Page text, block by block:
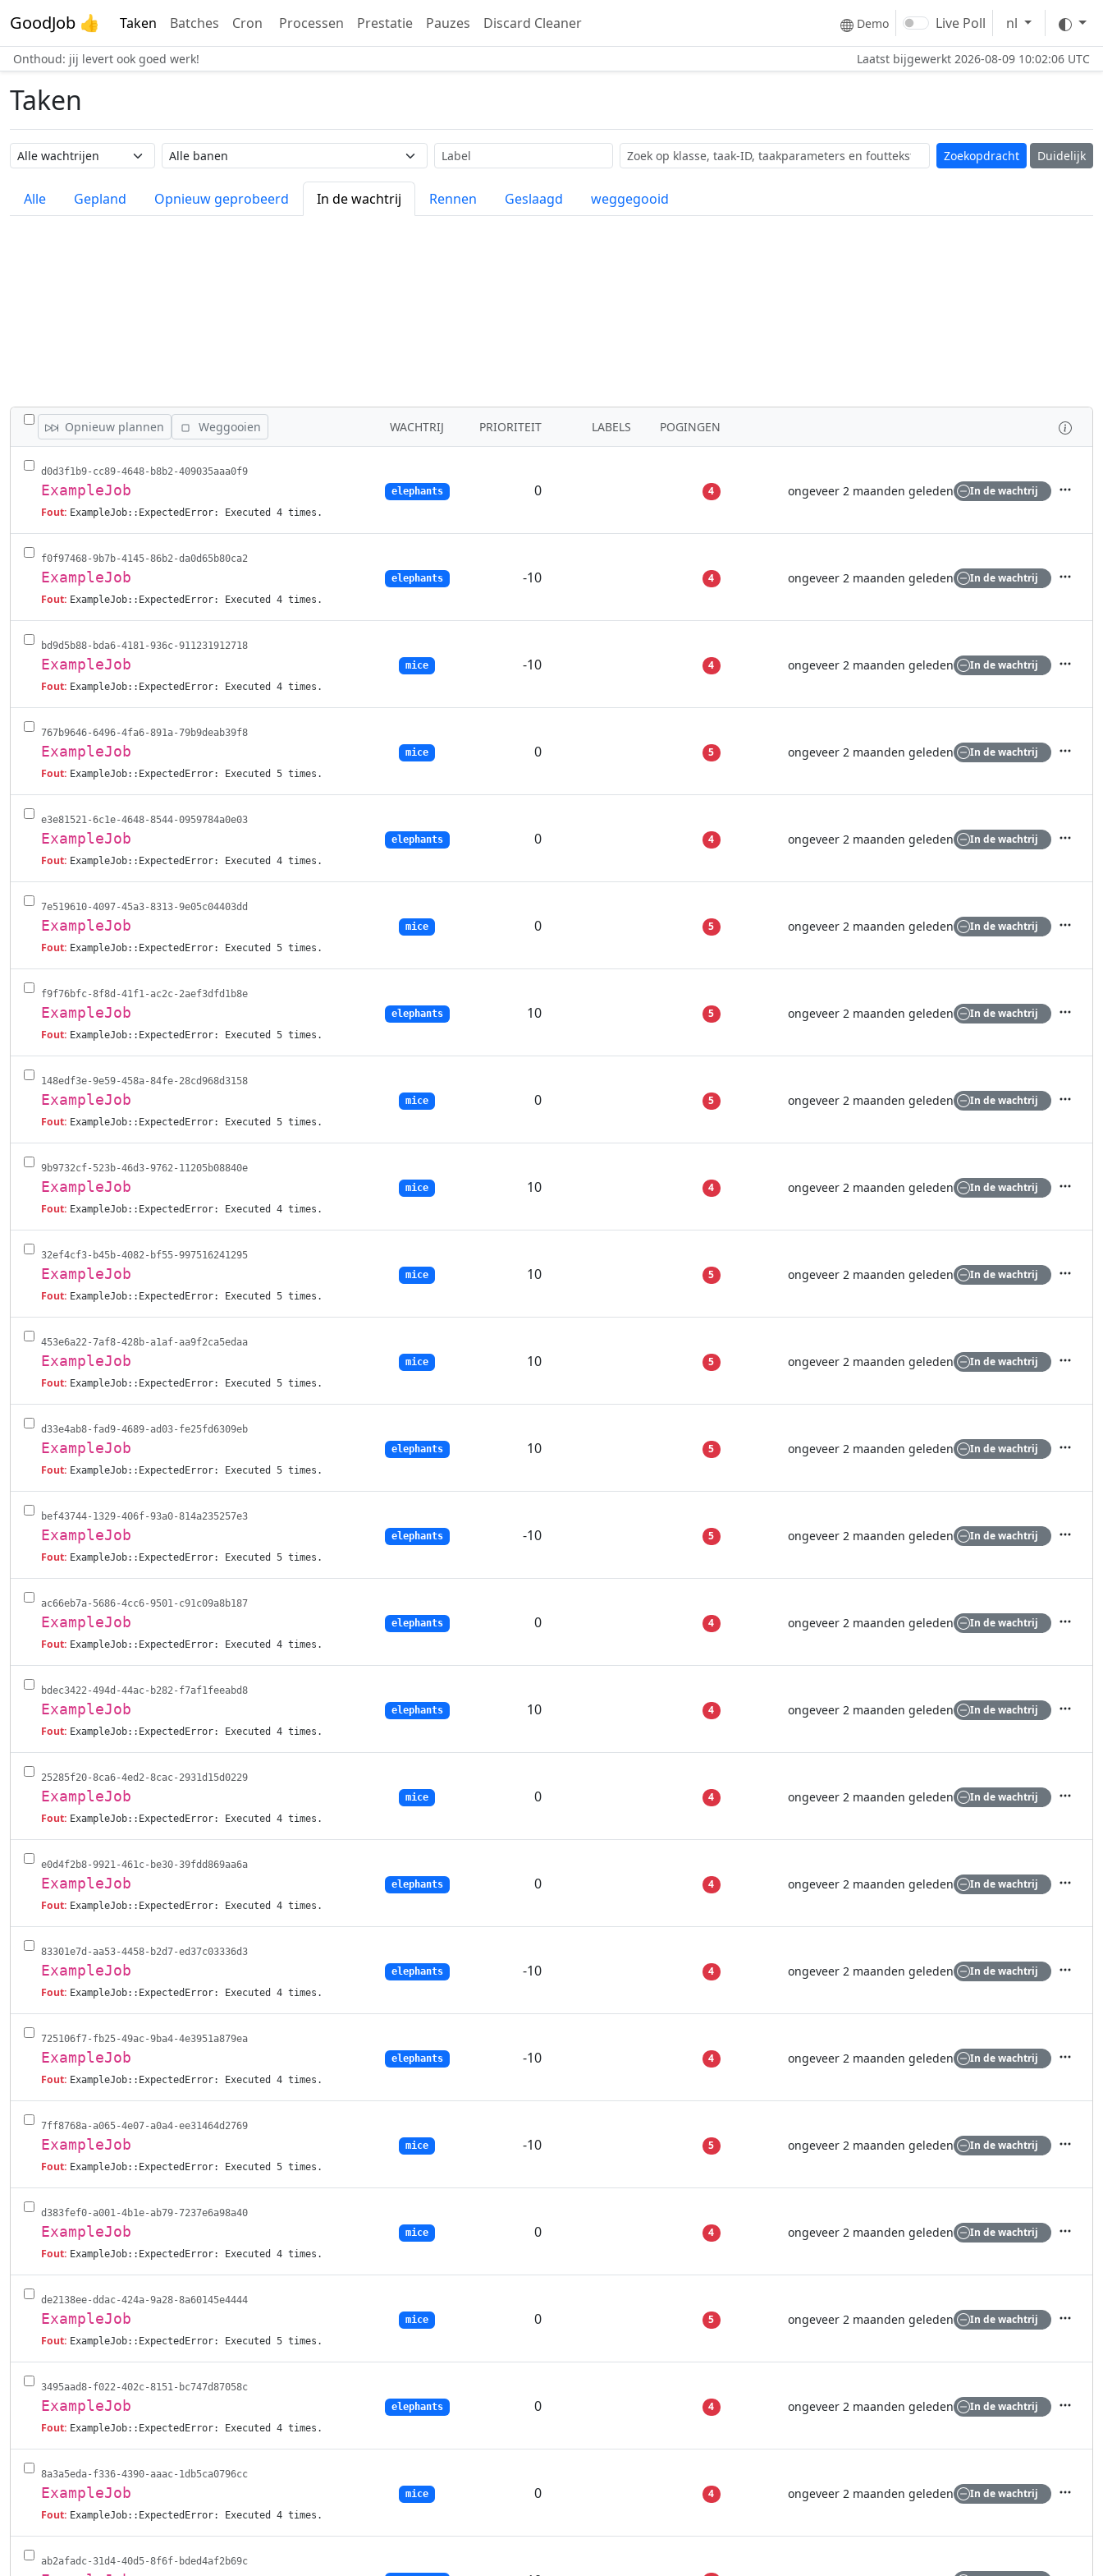
GoodJob 👍 Taken Batches Cron Processen Prestatie Pauzes Discard Cleaner Demo Live Poll nl
Onthoud: jij levert ook goed werk! Laatst bijgewerkt 2026-08-09 10:02:06 UTC
Taken
Wachtrij naam Taak naam Label Zoekopdracht Duidelijk
Alle Gepland Opnieuw geprobeerd In de wachtrij Rennen Geslaagd weggegooid
WISSEL ALLE VACATURES AF
Opnieuw plannen Weggooien WACHTRIJ PRIORITEIT LABELS POGINGEN
d0d3f1b9-cc89-4648-b8b2-409035aaa0f9
ExampleJob
Fout: ExampleJob::ExpectedError: Executed 4 times.
elephants 0 4 ongeveer 2 maanden geleden In de wachtrij
f0f97468-9b7b-4145-86b2-da0d65b80ca2
ExampleJob
Fout: ExampleJob::ExpectedError: Executed 4 times.
elephants -10 4 ongeveer 2 maanden geleden In de wachtrij
bd9d5b88-bda6-4181-936c-911231912718
ExampleJob
Fout: ExampleJob::ExpectedError: Executed 4 times.
mice -10 4 ongeveer 2 maanden geleden In de wachtrij
767b9646-6496-4fa6-891a-79b9deab39f8
ExampleJob
Fout: ExampleJob::ExpectedError: Executed 5 times.
mice 0 5 ongeveer 2 maanden geleden In de wachtrij
e3e81521-6c1e-4648-8544-0959784a0e03
ExampleJob
Fout: ExampleJob::ExpectedError: Executed 4 times.
elephants 0 4 ongeveer 2 maanden geleden In de wachtrij
7e519610-4097-45a3-8313-9e05c04403dd
ExampleJob
Fout: ExampleJob::ExpectedError: Executed 5 times.
mice 0 5 ongeveer 2 maanden geleden In de wachtrij
f9f76bfc-8f8d-41f1-ac2c-2aef3dfd1b8e
ExampleJob
Fout: ExampleJob::ExpectedError: Executed 5 times.
elephants 10 5 ongeveer 2 maanden geleden In de wachtrij
148edf3e-9e59-458a-84fe-28cd968d3158
ExampleJob
Fout: ExampleJob::ExpectedError: Executed 5 times.
mice 0 5 ongeveer 2 maanden geleden In de wachtrij
9b9732cf-523b-46d3-9762-11205b08840e
ExampleJob
Fout: ExampleJob::ExpectedError: Executed 4 times.
mice 10 4 ongeveer 2 maanden geleden In de wachtrij
32ef4cf3-b45b-4082-bf55-997516241295
ExampleJob
Fout: ExampleJob::ExpectedError: Executed 5 times.
mice 10 5 ongeveer 2 maanden geleden In de wachtrij
453e6a22-7af8-428b-a1af-aa9f2ca5edaa
ExampleJob
Fout: ExampleJob::ExpectedError: Executed 5 times.
mice 10 5 ongeveer 2 maanden geleden In de wachtrij
d33e4ab8-fad9-4689-ad03-fe25fd6309eb
ExampleJob
Fout: ExampleJob::ExpectedError: Executed 5 times.
elephants 10 5 ongeveer 2 maanden geleden In de wachtrij
bef43744-1329-406f-93a0-814a235257e3
ExampleJob
Fout: ExampleJob::ExpectedError: Executed 5 times.
elephants -10 5 ongeveer 2 maanden geleden In de wachtrij
ac66eb7a-5686-4cc6-9501-c91c09a8b187
ExampleJob
Fout: ExampleJob::ExpectedError: Executed 4 times.
elephants 0 4 ongeveer 2 maanden geleden In de wachtrij
bdec3422-494d-44ac-b282-f7af1feeabd8
ExampleJob
Fout: ExampleJob::ExpectedError: Executed 4 times.
elephants 10 4 ongeveer 2 maanden geleden In de wachtrij
25285f20-8ca6-4ed2-8cac-2931d15d0229
ExampleJob
Fout: ExampleJob::ExpectedError: Executed 4 times.
mice 0 4 ongeveer 2 maanden geleden In de wachtrij
e0d4f2b8-9921-461c-be30-39fdd869aa6a
ExampleJob
Fout: ExampleJob::ExpectedError: Executed 4 times.
elephants 0 4 ongeveer 2 maanden geleden In de wachtrij
83301e7d-aa53-4458-b2d7-ed37c03336d3
ExampleJob
Fout: ExampleJob::ExpectedError: Executed 4 times.
elephants -10 4 ongeveer 2 maanden geleden In de wachtrij
725106f7-fb25-49ac-9ba4-4e3951a879ea
ExampleJob
Fout: ExampleJob::ExpectedError: Executed 4 times.
elephants -10 4 ongeveer 2 maanden geleden In de wachtrij
7ff8768a-a065-4e07-a0a4-ee31464d2769
ExampleJob
Fout: ExampleJob::ExpectedError: Executed 5 times.
mice -10 5 ongeveer 2 maanden geleden In de wachtrij
d383fef0-a001-4b1e-ab79-7237e6a98a40
ExampleJob
Fout: ExampleJob::ExpectedError: Executed 4 times.
mice 0 4 ongeveer 2 maanden geleden In de wachtrij
de2138ee-ddac-424a-9a28-8a60145e4444
ExampleJob
Fout: ExampleJob::ExpectedError: Executed 5 times.
mice 0 5 ongeveer 2 maanden geleden In de wachtrij
3495aad8-f022-402c-8151-bc747d87058c
ExampleJob
Fout: ExampleJob::ExpectedError: Executed 4 times.
elephants 0 4 ongeveer 2 maanden geleden In de wachtrij
8a3a5eda-f336-4390-aaac-1db5ca0796cc
ExampleJob
Fout: ExampleJob::ExpectedError: Executed 4 times.
mice 0 4 ongeveer 2 maanden geleden In de wachtrij
ab2afadc-31d4-40d5-8f6f-bded4af2b69c